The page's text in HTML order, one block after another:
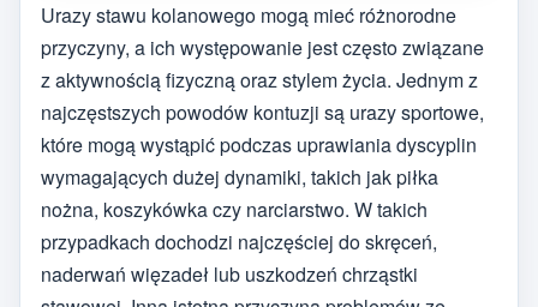
Urazy stawu kolanowego mogą mieć różnorodne
przyczyny, a ich występowanie jest często związane
z aktywnością fizyczną oraz stylem życia. Jednym z
najczęstszych powodów kontuzji są urazy sportowe,
które mogą wystąpić podczas uprawiania dyscyplin
wymagających dużej dynamiki, takich jak piłka
nożna, koszykówka czy narciarstwo. W takich
przypadkach dochodzi najczęściej do skręceń,
naderwań więzadeł lub uszkodzeń chrząstki